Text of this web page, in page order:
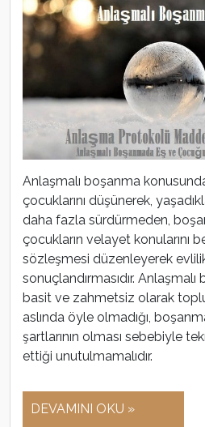
Anlaşmalı boşanma
çocuklarını düşünerek,
daha fazla sürdürmeden,
çocukların velayet konularını
sözleşmesi düzenleyerek
sonuçlandırmasıdır.
basit ve zahmetsiz olarak
aslında öyle olmadığı,
şartlarının olması sebebiyle
ettiği unutulmamalıdır.
DEVAMINI OKU »